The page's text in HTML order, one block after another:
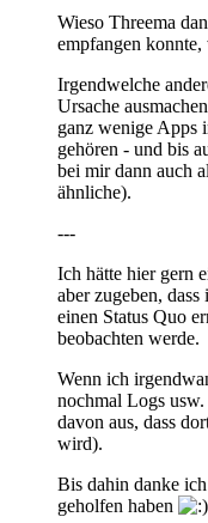
Wieso Threema
empfangen
Irgendwelche
Ursache
ganz wenige Apps
gehören - und bis
bei mir dann auch
ähnliche).
---
Ich hätte hier gern
aber zugeben,
einen Status Quo
beobachten werde.
Wenn ich
nochmal Logs
davon aus, dass
wird).
Bis dahin danke
geholfen haben